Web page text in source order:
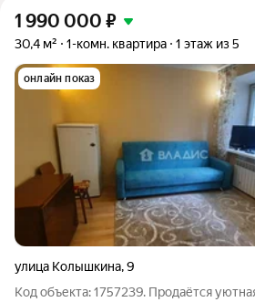
1 990 000 ₽
30,4 м² 1-комн. квартира 1 этаж из 5
онлайн показ
улица Колышкина,9
Код объекта: 1757239. Продаётся